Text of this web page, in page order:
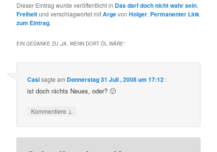
Dieser Eintrag wurde veröffentlicht in Das darf doch nicht wahr sein,
Freiheitund verschlagwortet mitArgevonHolger. Permanenter Link
zum Eintrag.
EIN GEDANKE ZU „JA, WENN DORT ÖL WÄRE“
Casisagte am Donnerstag 31 Juli , 2008 um 17:12 :
ist doch nichts Neues, oder? 🙁
Kommentiere ↓